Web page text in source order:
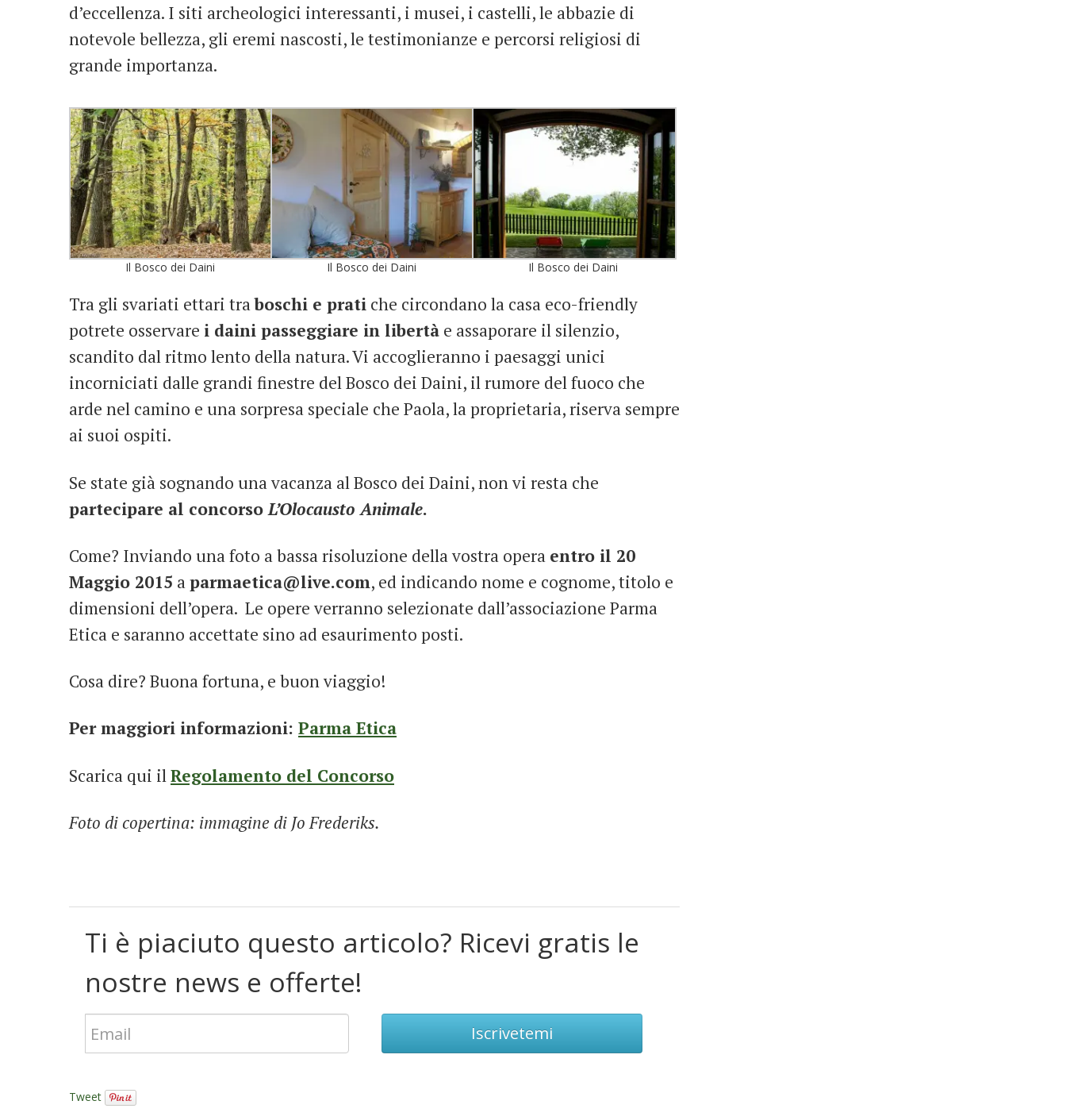
d’eccellenza. I siti archeologici interessanti, i musei, i castelli, le abbazie di
notevole bellezza, gli eremi nascosti, le testimonianze e percorsi religiosi di
grande importanza.
Il Bosco dei Daini Il Bosco dei Daini Il Bosco dei Daini
Tra gli svariati ettari traboschi e prati che circondano la casa eco-friendly
potrete osservare i daini passeggiare in libertà e assaporare il silenzio,
scandito dal ritmo lento della natura. Vi accoglieranno i paesaggi unici
incorniciati dalle grandi finestre del Bosco dei Daini, il rumore del fuoco che
arde nel camino e una sorpresa speciale che Paola, la proprietaria, riserva sempre
ai suoi ospiti.
Se state già sognando una vacanza al Bosco dei Daini, non vi resta che
partecipare al concorso L’Olocausto Animale.
Come? Inviando una foto a bassa risoluzione della vostra opera entro il 20
Maggio 2015 aparmaetica@live.com, ed indicando nome e cognome, titolo e
dimensioni dell’opera. Le opere verranno selezionate dall’associazione Parma
Etica e saranno accettate sino ad esaurimento posti.
Cosa dire? Buona fortuna, e buon viaggio!
Per maggiori informazioni: Parma Etica
Scarica qui il Regolamento del Concorso
Foto di copertina: immagine di Jo Frederiks.
Ti è piaciuto questo articolo? Ricevi gratis le
nostre news e offerte!
Iscrivetemi
Tweet